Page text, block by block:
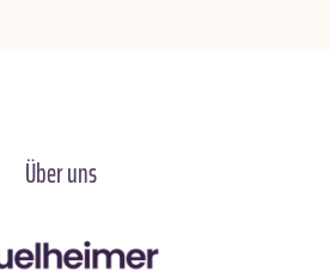
Über uns